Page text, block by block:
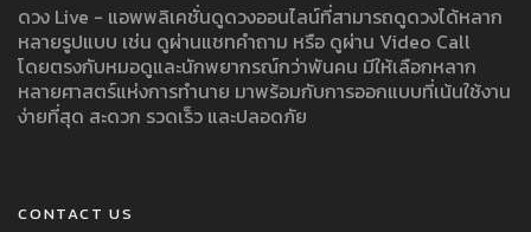
ดวง Live - แอพพลิเคชั่นดูดวงออนไลน์ที่สามารถดูดวงได้หลาก
หลายรูปแบบ เช่น ดูผ่านแชทคำถาม หรือ ดูผ่าน Video Call
โดยตรงกับหมอดูและนักพยากรณ์กว่าพันคน มีให้เลือกหลาก
หลายศาสตร์แห่งการทำนาย มาพร้อมกับการออกแบบที่เน้นใช้งาน
ง่ายที่สุด สะดวก รวดเร็ว และปลอดภัย
CONTACT US